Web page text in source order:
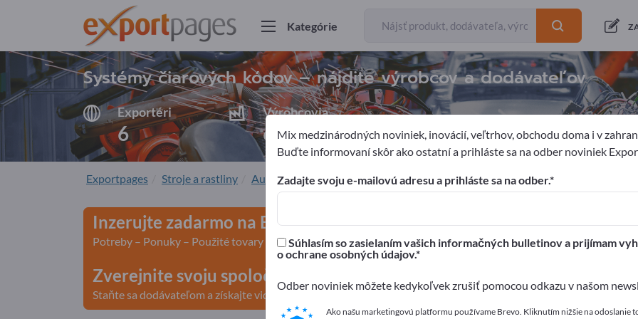
Kategórie
Systémy čiarových kódov – nájdite výrobcov a dodávateľov
Exportéri
6
Výrobcovia
6
Exportpages Stroje a rastliny Automatizácia a robotika Automatizácia Automatizacné systémy
Inzerujte zadarmo na Exportpages!
Potreby – Ponuky – Použité tovary – Obchodné kontakty >> začnite tu
Zverejnite svoju spoločnosť a svoje produkty na Exportpages.
Staňte sa dodávateľom a získajte viditeľnosť>> zverejniť tu
Mix medzinárodných noviniek, inovácií, veľtrhov, obchodu doma i v
Buďte informovaní skôr ako ostatní a prihláste sa na odber noviniek
Zadajte svoju e-mailovú adresu a prihláste sa na odber.
Súhlasím so zasielaním vašich informačných bulletinov a prijímam
o ochrane osobných údajov.
Odber noviniek môžete kedykoľvek zrušiť pomocou odkazu v našom
Ako našu marketingovú platformu používame Brevo. Kliknutím nižšie na odoslanie